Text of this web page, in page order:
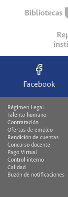
Bibliotecas
Facebook
Régimen Legal
Talento humano
Contratación
Ofertas de empleo
Rendición de cuentas
Concurso docente
Pago Virtual
Control interno
Calidad
Buzón de notificaciones